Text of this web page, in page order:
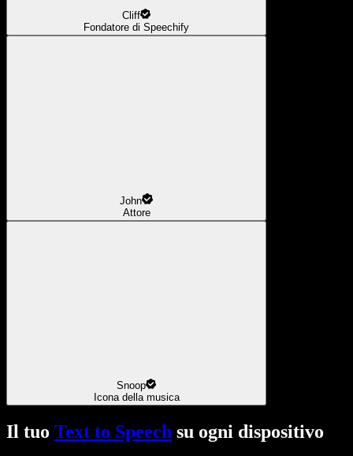
Cliff
Fondatore di Speechify
John
Attore
Snoop
Icona della musica
Il tuo Text to Speech su ogni dispositivo